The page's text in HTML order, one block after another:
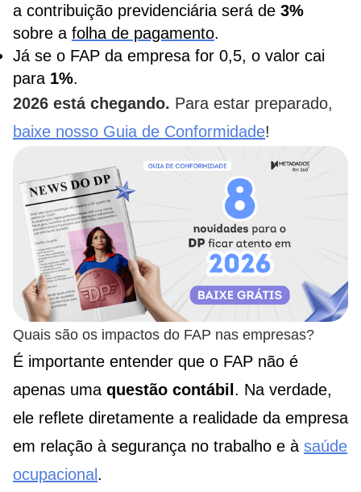
a contribuição previdenciária será de 3%
sobre a folha de pagamento.
Já se o FAP da empresa for 0,5, o valor cai
para 1%.
2026 está chegando. Para estar preparado,
baixe nosso Guia de Conformidade!
Quais são os impactos do FAP nas empresas?
É importante entender que o FAP não é
apenas uma questão contábil. Na verdade,
ele reflete diretamente a realidade da empresa
em relação à segurança no trabalho e à saúde
ocupacional.